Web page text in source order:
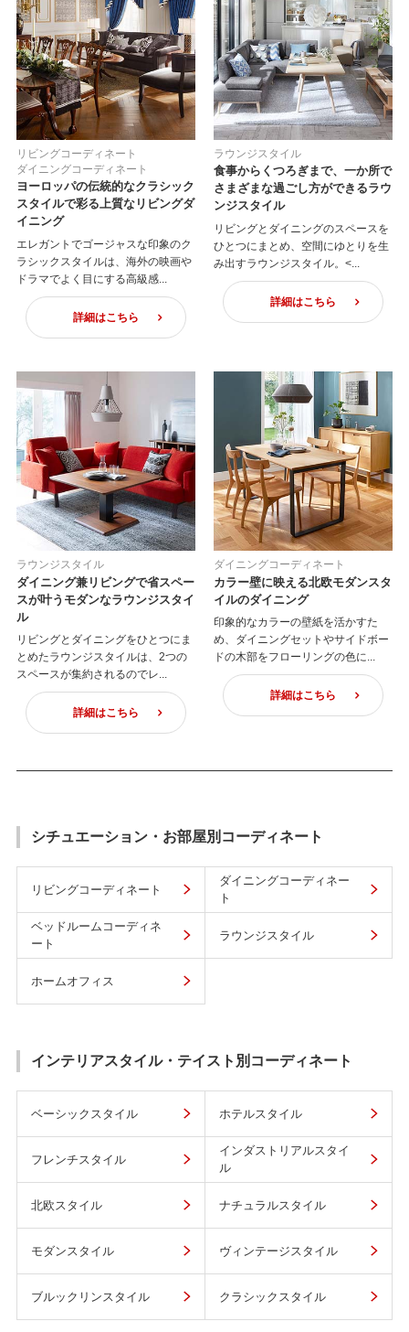
リビングコーディネート
ダイニングコーディネート
ヨーロッパの伝統的なクラシック
スタイルで彩る上質なリビングダ
イニング
エレガントでゴージャスな印象のク
ラシックスタイルは、海外の映画や
ドラマでよく目にする高級感...
詳細はこちら
ラウンジスタイル
食事からくつろぎまで、一か所で
さまざまな過ごし方ができるラウ
ンジスタイル
リビングとダイニングのスペースを
ひとつにまとめ、空間にゆとりを生
み出すラウンジスタイル。<...
詳細はこちら
ラウンジスタイル
ダイニング兼リビングで省スペー
スが叶うモダンなラウンジスタイ
ル
リビングとダイニングをひとつにま
とめたラウンジスタイルは、2つの
スペースが集約されるのでレ...
詳細はこちら
ダイニングコーディネート
カラー壁に映える北欧モダンスタ
イルのダイニング
印象的なカラーの壁紙を活かすた
め、ダイニングセットやサイドボー
ドの木部をフローリングの色に...
詳細はこちら
シチュエーション・お部屋別コーディネート
リビングコーディネート
ダイニングコーディネー
ト
ベッドルームコーディネ
ート
ラウンジスタイル
ホームオフィス
インテリアスタイル・テイスト別コーディネート
ベーシックスタイル ホテルスタイル
フレンチスタイル
インダストリアルスタイ
ル
北欧スタイル ナチュラルスタイル
モダンスタイル ヴィンテージスタイル
ブルックリンスタイル クラシックスタイル